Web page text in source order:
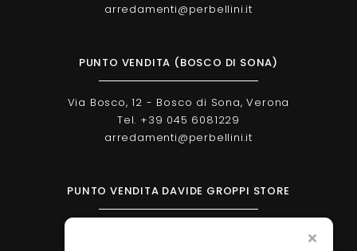
arredamenti@perbellini.it
PUNTO VENDITA (BOSCO DI SONA)
Via Bosco, 12 - Bosco di Sona, Verona
Tel. +39 045 6081229
arredamenti@perbellini.it
PUNTO VENDITA DAVIDE GROPPI STORE